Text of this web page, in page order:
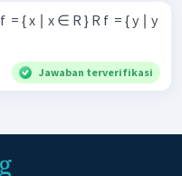
Jawaban terverifikasi